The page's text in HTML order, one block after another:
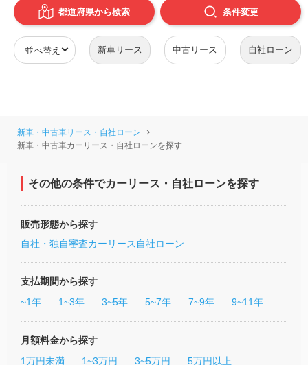
都道府県から検索 条件変更
新車リース 中古リース 自社ローン
新車・中古車リース・自社ローン
新車・中古車カーリース・自社ローンを探す
その他の条件でカーリース・自社ローンを探す
販売形態から探す
自社・独自審査カーリース 自社ローン
支払期間から探す
~1年
1~3年 3~5年 5~7年 7~9年 9~11年
月額料金から探す
1万円未満
1~3万円 3~5万円 5万円以上